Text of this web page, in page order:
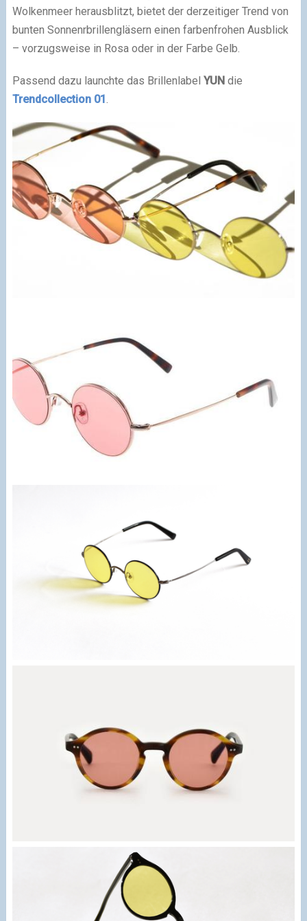
Wolkenmeer herausblitzt, bietet der derzeitiger Trend von
bunten Sonnenrbrillengläsern einen farbenfrohen Ausblick
– vorzugsweise in Rosa oder in der Farbe Gelb.
Passend dazu launchte das Brillenlabel YUNdie
Trendcollection 01.